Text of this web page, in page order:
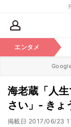
エンタメ
海老蔵「人
さい」- きょ
掲載日 2017/06/23